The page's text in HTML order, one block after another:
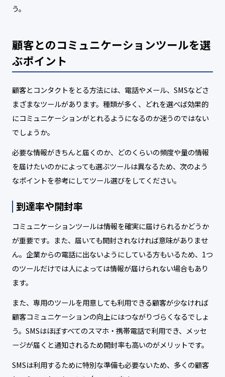
う。
顧客とのコミュニケーションツールを選
ぶポイント
顧客とコンタクトをとる方法には、電話やメール、SMSなどさ
まざまなツールがあります。種類が多く、どれを選べば効果的
にコミュニケーションがとれるようになるのか迷うのではない
でしょうか。
必要な情報がきちんと届くのか、どのくらいの頻度や量の情報
を届けたいのかによっても選ぶツールは異なるため、次のよう
なポイントを参考にしてツール選びをしてください。
到達率や開封率
コミュニケーションツールは情報を確実に届けられるかどうか
が重要です。また、届いても開封されなければ意味がありませ
ん。企業からの電話に出ないようにしている方もいるため、1つ
のツールだけでは人によっては情報が届けられない場合もあり
ます。
また、専用のツールを用意しても利用できる顧客が少なければ
顧客コミュニケーションの向上にはつながりづらくなるでしょ
う。SMSはほぼすべてのスマホ・携帯電話で利用でき、メッセ
ージが届くと通知されるため開封率も高いのがメリットです。
SMSは利用するために特別な準備も必要ないため、多くの顧客